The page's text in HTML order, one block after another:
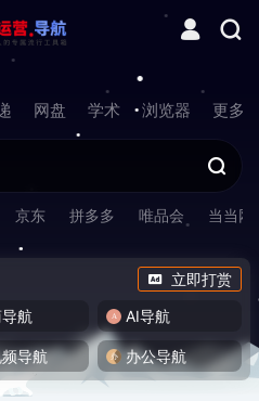
网盘 学术 浏览器 更多
京东 拼多多 唯品会 当当网
立即打赏
航 AI导航
导航 办公导航